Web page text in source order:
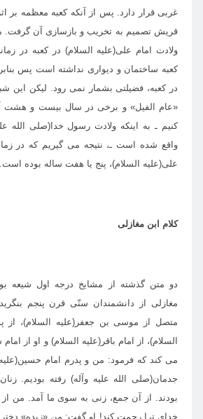
غربى قرار دارد. پس از آنكه كعبه معظمه بر
قريش تصميم به تخريب و بازسازى آن
ولادت امام على(عليه السلام) در كعبه در
كعبه ساختمان و ديوارى نداشته است پس
در كعبه، فضيلتى بشمار نمى رود. ليكن
«عام الفيل» و برخى در سال بيست و هشت
كنيم ـ به اينكه ولادت رسول خدا(صلى الله
واقع شده است ـ، نتيجه مى گيريم كه در
على(عليه السلام)، پنج يا هفت ساله بوده است.
كلام ابن مغازلى
دو متن گذشته از مشايخ درجه اول شيعه
مغازلى از دانشمندان سنّى قرن پنجم
متصل از موسى بن جعفر(عليه السلام)، از
السلام)، از امام باقر(عليه السلام) و او از
مى كند كه فرمود: من و پدرم امام حسين(عليه
جدمان(صلى الله عليه وآله) رفته بوديم.
بودند. از آن جمع، زنى به سوى ما آمد. من
خداى ترا رحمت كند! او گفت: من «زيده» دختر